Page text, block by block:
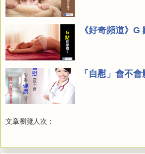
《好奇頻道》
「自慰」會不
文章瀏覽人次：